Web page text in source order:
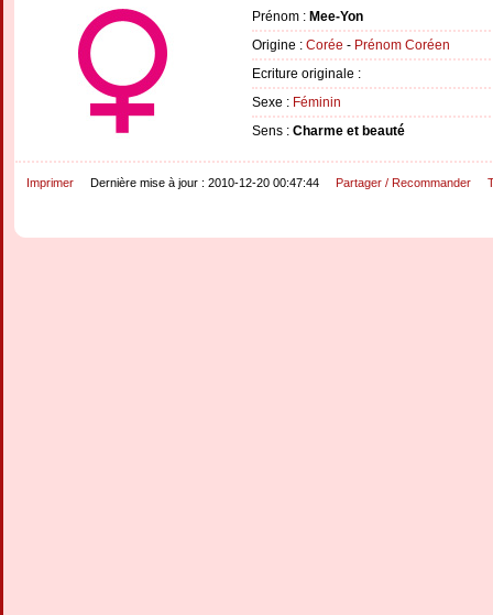
Prénom : Mee-Yon
Origine : Corée - Prénom Coréen
Ecriture originale :
Sexe : Féminin
Sens : Charme et beauté
Imprimer Dernière mise à jour : 2010-12-20 00:47:44 Partager / Recommander